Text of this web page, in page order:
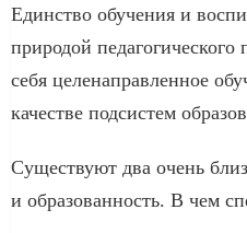
Единство обучения и
природой
себя целенаправленное
качестве подсистем
Существуют два очень
и образованность. В чем